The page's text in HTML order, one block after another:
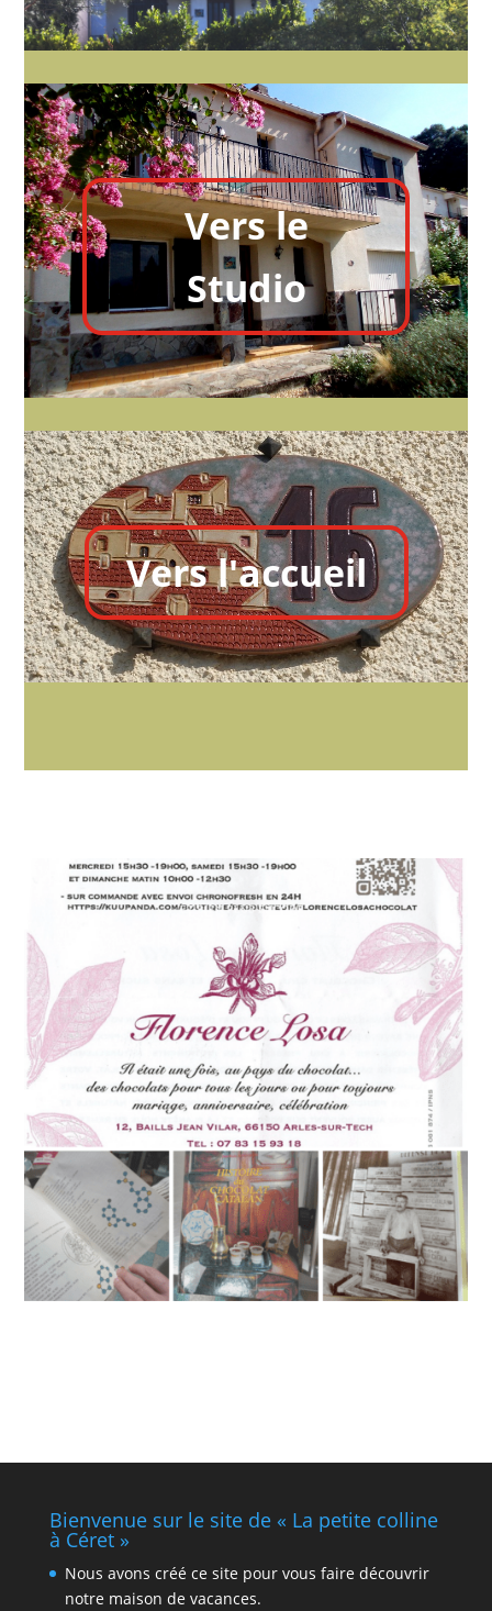
Vers le
Studio
Vers l'accueil
Bienvenue sur le site de « La petite colline
à Céret »
Nous avons créé ce site pour vous faire découvrir
notre maison de vacances.